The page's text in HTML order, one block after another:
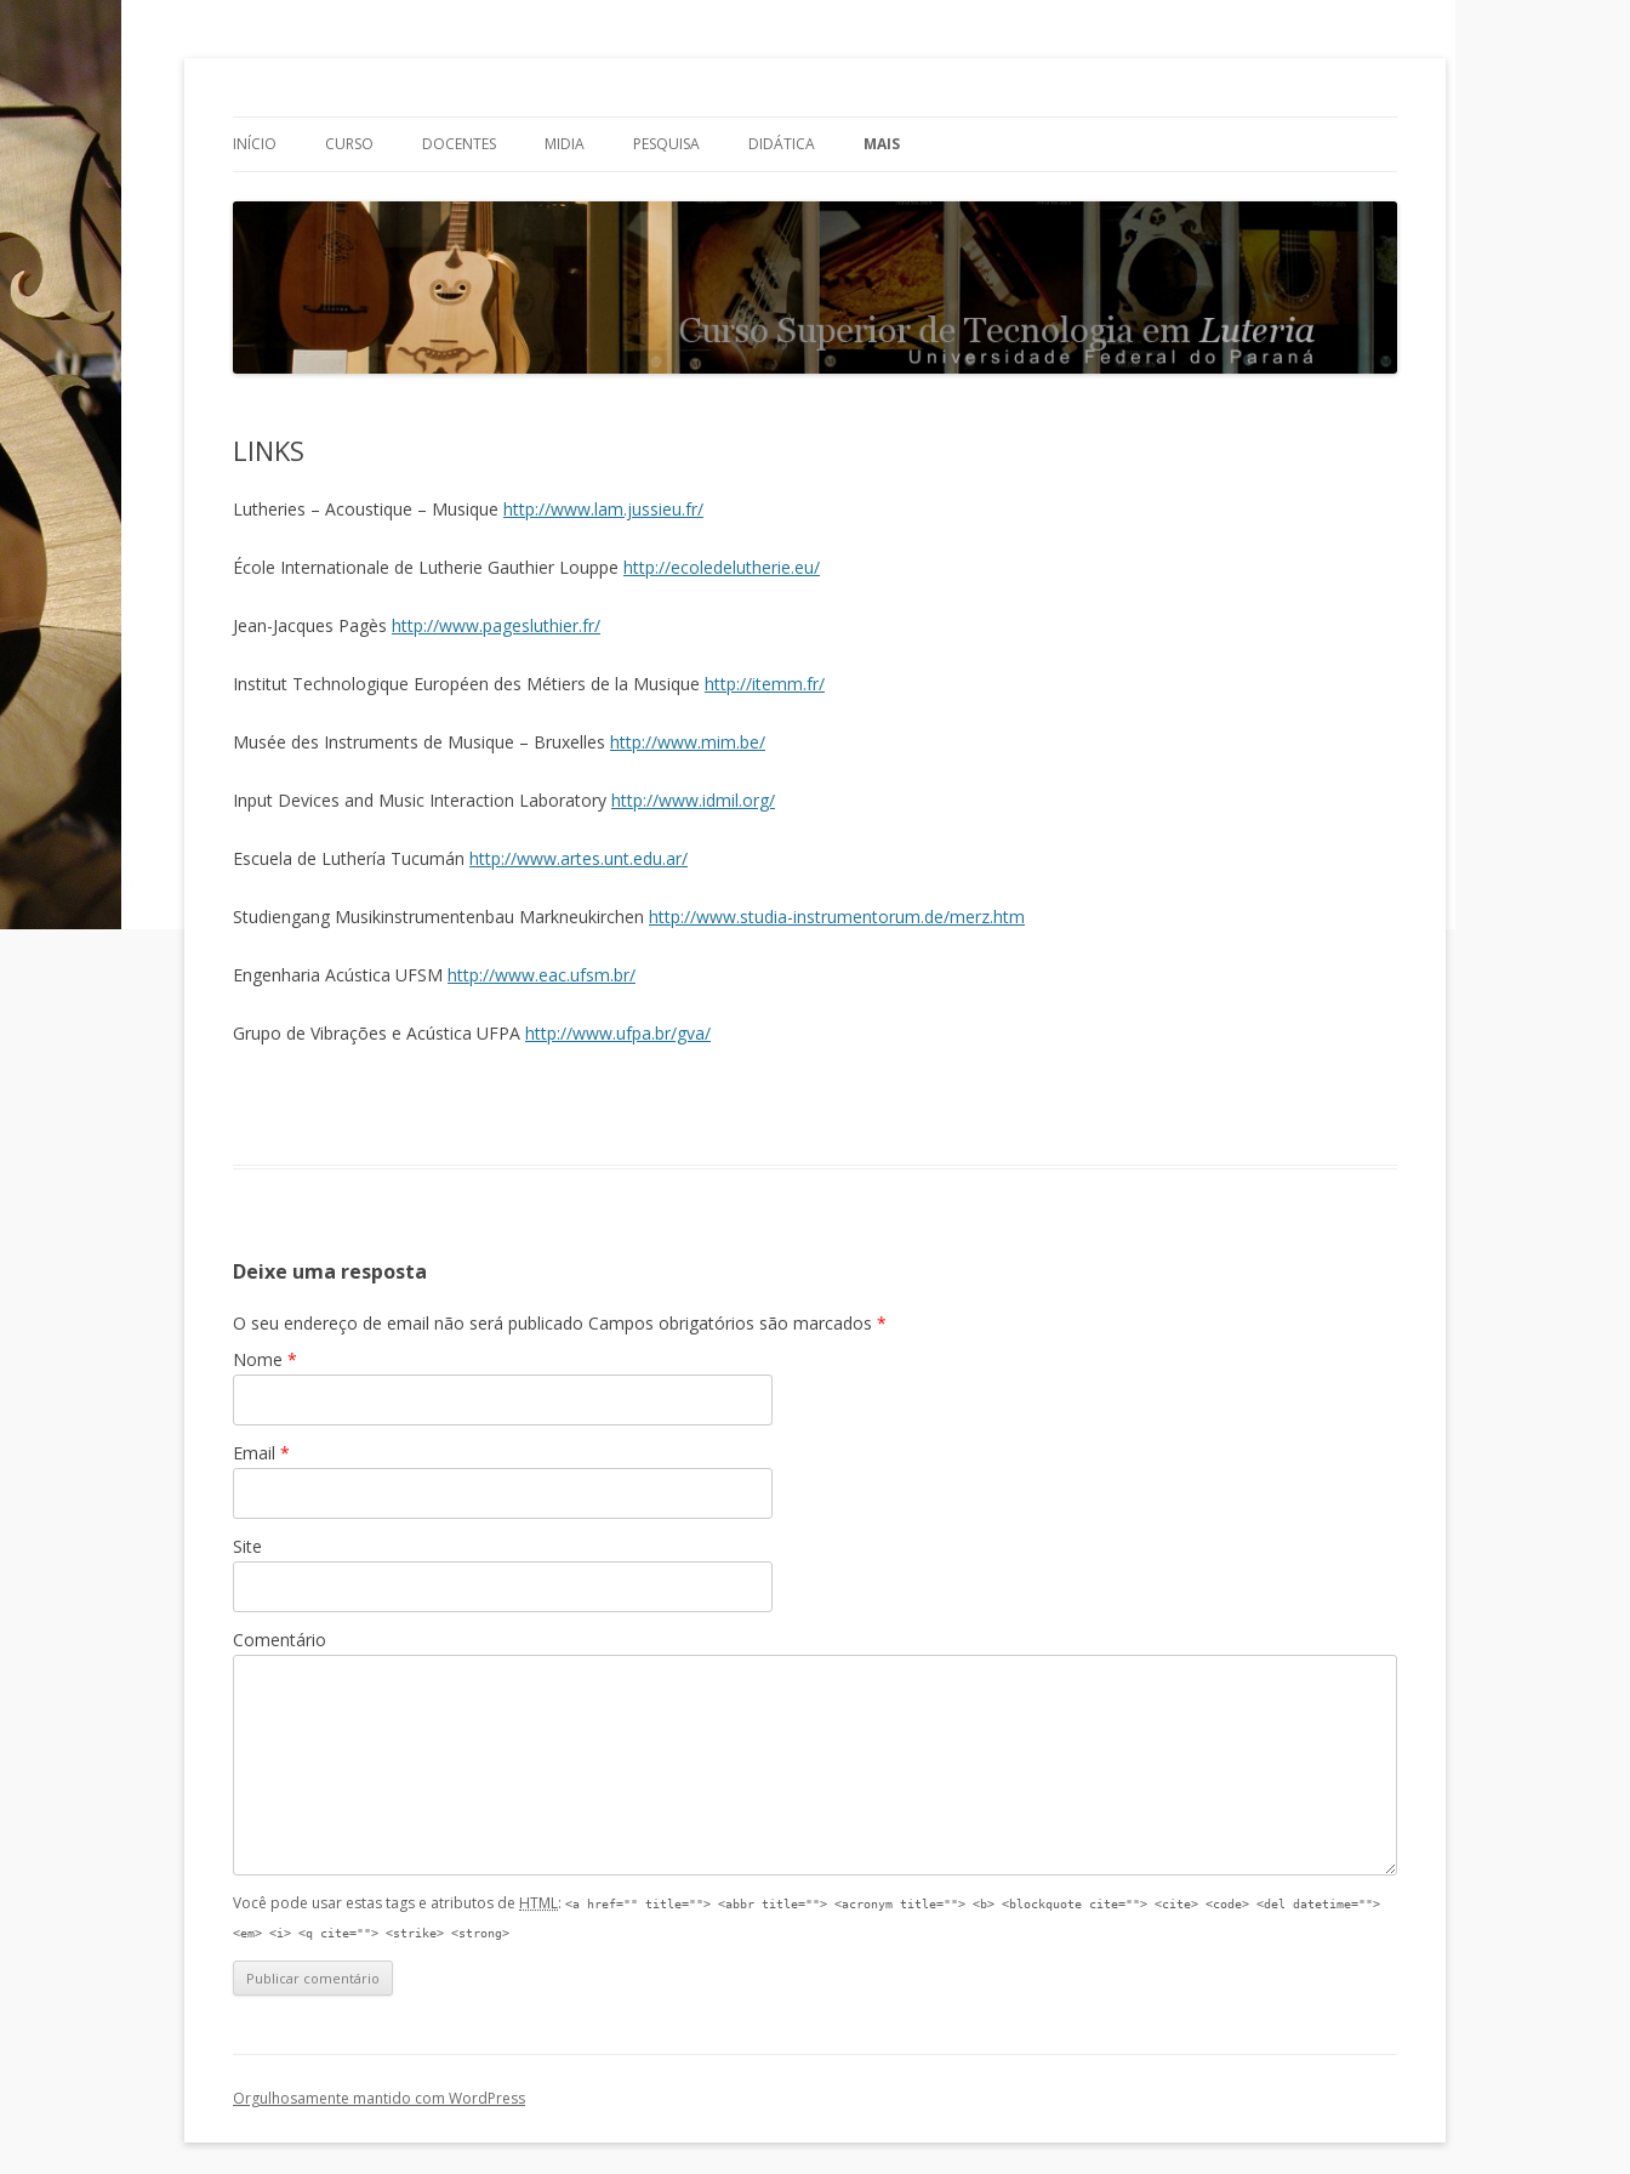
INÍCIO CURSO DOCENTES MIDIA PESQUISA DIDÁTICA MAIS
LINKS
Lutheries – Acoustique – Musique http://www.lam.jussieu.fr/
École Internationale de Lutherie Gauthier Louppe http://ecoledelutherie.eu/
Jean-Jacques Pagès http://www.pagesluthier.fr/
Institut Technologique Européen des Métiers de la Musique http://itemm.fr/
Musée des Instruments de Musique – Bruxelles http://www.mim.be/
Input Devices and Music Interaction Laboratory http://www.idmil.org/
Escuela de Luthería Tucumán http://www.artes.unt.edu.ar/
Studiengang Musikinstrumentenbau Markneukirchen http://www.studia-instrumentorum.de/merz.htm
Engenharia Acústica UFSM http://www.eac.ufsm.br/
Grupo de Vibrações e Acústica UFPA http://www.ufpa.br/gva/
Deixe uma resposta
O seu endereço de email não será publicado Campos obrigatórios são marcados *
Nome *
Email *
Site
Comentário
Você pode usar estas tags e atributos de HTML: <a href="" title=""> <abbr title=""> <acronym title=""> <b> <blockquote cite=""> <cite> <code> <del datetime="">
<em> <i> <q cite=""> <strike> <strong>
Orgulhosamente mantido com WordPress